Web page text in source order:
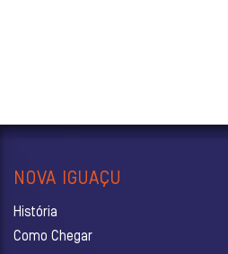
NOVA IGUAÇU
História
Como Chegar